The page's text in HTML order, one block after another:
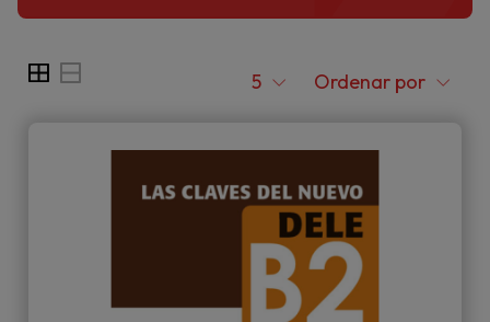
5 Ordenar por